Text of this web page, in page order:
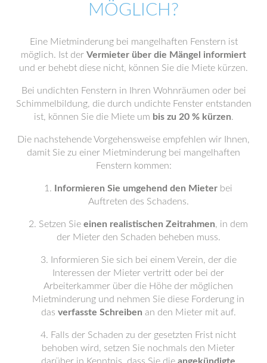
MÖGLICH?
Eine Mietminderung bei mangelhaften Fenstern ist
möglich. Ist der Vermieter über die Mängel informiert
und er behebt diese nicht, können Sie die Miete kürzen.
Bei undichten Fenstern in Ihren Wohnräumen oder bei
Schimmelbildung, die durch undichte Fenster entstanden
ist, können Sie die Miete um bis zu 20 % kürzen.
Die nachstehende Vorgehensweise empfehlen wir Ihnen,
damit Sie zu einer Mietminderung bei mangelhaften
Fenstern kommen:
Informieren Sie umgehend den Mieter bei
Auftreten des Schadens.
Setzen Sie einen realistischen Zeitrahmen, in dem
der Mieter den Schaden beheben muss.
Informieren Sie sich bei einem Verein, der die
Interessen der Mieter vertritt oder bei der
Arbeiterkammer über die Höhe der möglichen
Mietminderung und nehmen Sie diese Forderung in
das verfasste Schreiben an den Mieter mit auf.
Falls der Schaden zu der gesetzten Frist nicht
behoben wird, setzen Sie nochmals den Mieter
darüber in Kenntnis, dass Sie die angekündigte